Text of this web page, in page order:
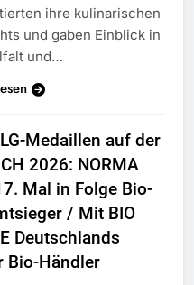
ihre kulinarischen
und gaben Einblick in
und…
Medaillen auf der
2026: NORMA
Mal in Folge Bio-
/ Mit BIO
Deutschlands
Bio-Händler